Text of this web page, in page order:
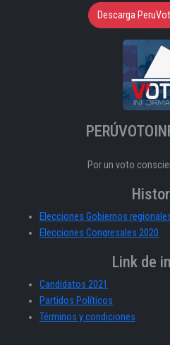
Descarga
Por un voto
Elecciones Gobiernos
Elecciones Congresales 2020
Link de
Candidatos 2021
Partidos Políticos
Términos y condiciones